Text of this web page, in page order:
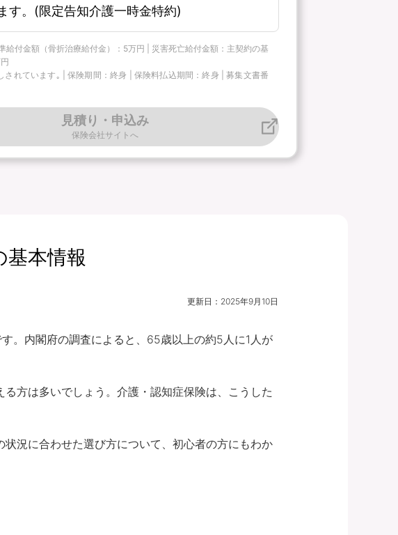
す。(限定告知介護一時金特約)
付金額（骨折治療給付金）：5万円 | 災害死亡給付金額：主契約の基
れています｡ | 保険期間：終身 | 保険料払込期間：終身 | 募集文書番
見積り・申込み
保険会社サイトへ
基本情報
更新日： 2025年9月10日
。内閣府の調査によると、65歳以上の約5人に1人が
方は多いでしょう。介護・認知症保険は、こうした
況に合わせた選び方について、初心者の方にもわか